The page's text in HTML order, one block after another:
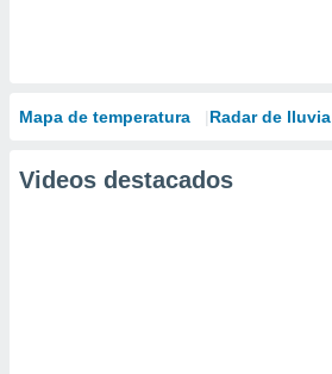
Mapa de temperatura Radar de lluvia
Videos destacados